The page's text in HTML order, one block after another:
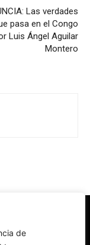
de
Las verdades
pasa en el Congo
Luis Ángel Aguilar
Montero
sociedad